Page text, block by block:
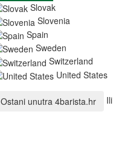
Slovak
Slovenia
Spain
Sweden
Switzerland
United States
Ostani unutra 4barista.hr Ili